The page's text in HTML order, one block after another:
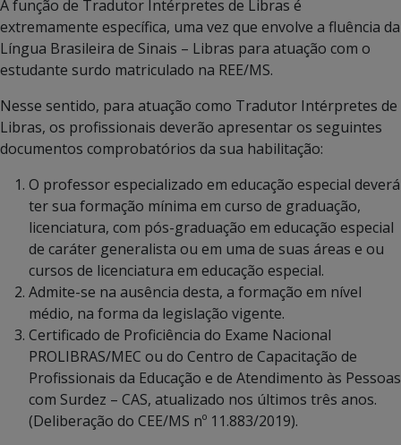
A função de Tradutor Intérpretes de Libras é
extremamente específica, uma vez que envolve a fluência da
Língua Brasileira de Sinais – Libras para atuação com o
estudante surdo matriculado na REE/MS.
Nesse sentido, para atuação como Tradutor Intérpretes de
Libras, os profissionais deverão apresentar os seguintes
documentos comprobatórios da sua habilitação:
O professor especializado em educação especial deverá
ter sua formação mínima em curso de graduação,
licenciatura, com pós-graduação em educação especial
de caráter generalista ou em uma de suas áreas e ou
cursos de licenciatura em educação especial.
Admite-se na ausência desta, a formação em nível
médio, na forma da legislação vigente.
Certificado de Proficiência do Exame Nacional
PROLIBRAS/MEC ou do Centro de Capacitação de
Profissionais da Educação e de Atendimento às Pessoas
com Surdez – CAS, atualizado nos últimos três anos.
(Deliberação do CEE/MS nº 11.883/2019).